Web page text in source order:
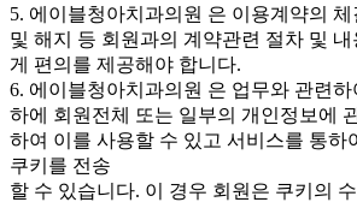
5. 에이블청아치과의원 은 이용계약의
및 해지 등 회원과의 계약관련 절차 및 내
게 편의를 제공해야 합니다.
6. 에이블청아치과의원 은 업무와 관련하
하에 회원전체 또는 일부의 개인정보에
하여 이를 사용할 수 있고 서비스를 통하
쿠키를 전송
할 수 있습니다. 이 경우 회원은 쿠키의